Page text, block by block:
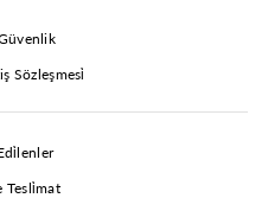
Sözleşmesi̇
Tesli̇mat